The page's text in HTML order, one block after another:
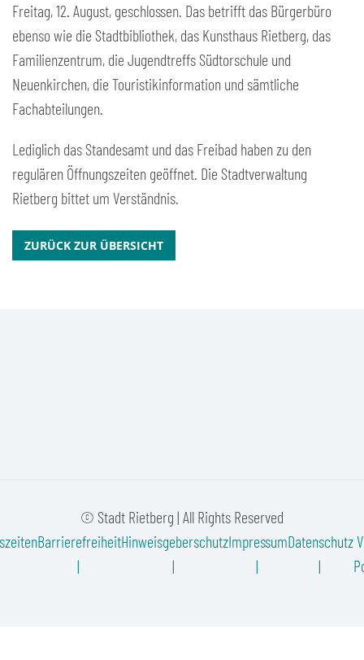
Freitag, 12. August, geschlossen. Das betrifft das Bürgerbüro
ebenso wie die Stadtbibliothek, das Kunsthaus Rietberg, das
Familienzentrum, die Jugendtreffs Südtorschule und
Neuenkirchen, die Touristikinformation und sämtliche
Fachabteilungen.
Lediglich das Standesamt und das Freibad haben zu den
regulären Öffnungszeiten geöffnet. Die Stadtverwaltung
Rietberg bittet um Verständnis.
ZURÜCK ZUR ÜBERSICHT
© Stadt Rietberg | All Rights Reserved
BarrierefreiheitHinweisgeberschutzImpressumDatenschutz